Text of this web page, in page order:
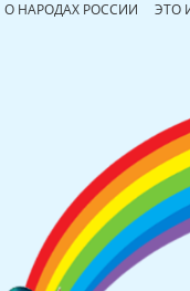
О НАРОДАХ РОССИИ ЭТО